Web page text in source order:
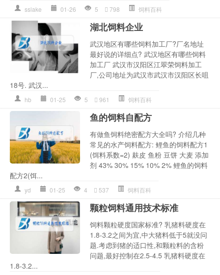
sslake 01-26 5 798 饲料百科
湖北饲料企业
武汉地区有哪些饲料加工厂?厂名地址
最好说的详细点? 武汉地区有哪些饲料
加工厂 武汉市汉阳区江翠荣饲料加工
厂,公司地址为武汉市武汉市汉阳区长咀
18号. 武汉...
hb 01-25 5 961 饲料百科
鱼的饲料自配方
有做鱼饲料绝密配方大全吗? 介绍几种
常见的水产饲料配方: 鲤鱼的饲料配方1
(饵料系数=2) 麸皮 鱼粉 豆饼 大麦 添加
剂 43% 30% 15% 10% 2% 鲤鱼的饲料
配方2(饵...
yd 01-25 4 537 饲料百科
颗粒饲料通用技术标准
饲料颗粒硬度国家标准? 乳猪料硬度在
1.8-3.2之间为宜,中大猪料低于5就没问
题.考虑到猪的适口性,和颗粒料的含粉
问题,最好控制在2.5-4.5 乳猪料硬度在
1.8-3.2...